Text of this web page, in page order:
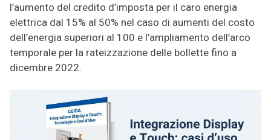
l’aumento del credito d’imposta per il caro energia
elettrica dal 15% al 50% nel caso di aumenti del costo
dell’energia superiori al 100 e l’ampliamento dell’arco
temporale per la rateizzazione delle bollette fino a
dicembre 2022.